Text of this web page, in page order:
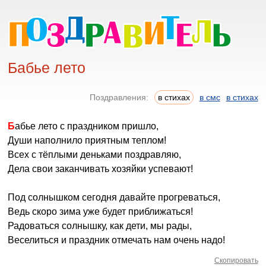
Бабье лето
Поздравления: в стихах в смс в стихах
Бабье лето с праздником пришло,
Души наполнило приятным теплом!
Всех с тёплыми деньками поздравляю,
Дела свои заканчивать хозяйки успевают!
Под солнышком сегодня давайте прогреваться,
Ведь скоро зима уже будет приближаться!
Радоваться солнышку, как дети, мы рады,
Веселиться и праздник отмечать нам очень надо!
Скопировать